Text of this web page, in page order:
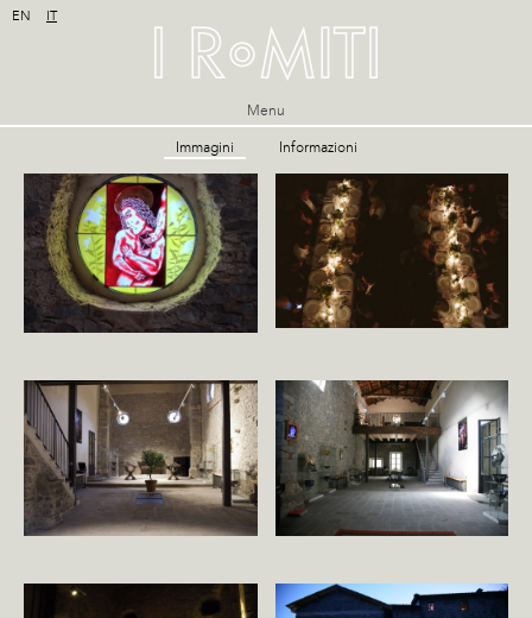
EN IT
Immagini Informazioni
Menu